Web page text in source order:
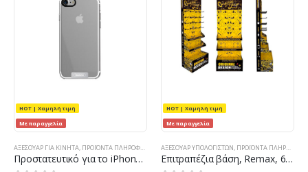
HOT | Χαμηλή τιμή
Με παραγγελία
ΑΞΕΣΟΥΑΡ ΓΙΑ ΚΙΝΗΤΑ, ΠΡΟΪΌΝΤΑ ΠΛΗΡΟΦΟΡΙΚΉΣ - ΚΙΝΗΤΉΣ ΤΗΛΕΦΩΝΊΑΣ - ΗΛΕΚΤΡΟΝΙΚΆ
Προστατευτικό για το iPhone 7 Plus, Remax Sain TPU, Διαφανής – 51453
HOT | Χαμηλή τιμή
Με παραγγελία
ΑΞΕΣΟΥΆΡ ΥΠΟΛΟΓΙΣΤΏΝ, ΠΡΟΪΌΝΤΑ ΠΛΗΡΟΦΟΡΙΚΉΣ - ΚΙΝΗΤΉΣ ΤΗΛΕΦΩΝΊΑΣ - ΗΛΕΚΤΡΟΝΙΚΆ
Επιτραπέζια βάση, Remax, 650x400x1830, Κίτρινο με μαύρο – 14840